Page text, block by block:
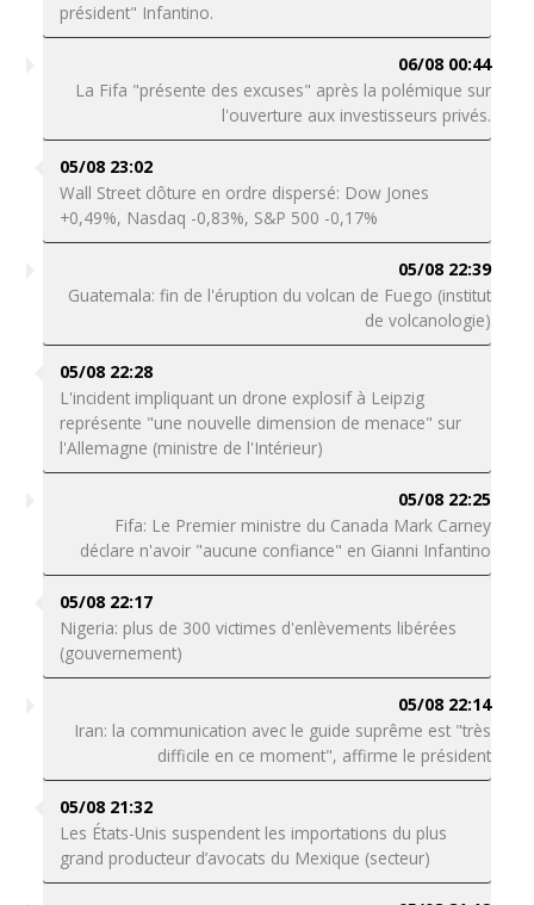
président" Infantino.
06/08 00:44
La Fifa "présente des excuses" après la polémique sur
l'ouverture aux investisseurs privés.
05/08 23:02
Wall Street clôture en ordre dispersé: Dow Jones
+0,49%, Nasdaq -0,83%, S&P 500 -0,17%
05/08 22:39
Guatemala: fin de l'éruption du volcan de Fuego (institut
de volcanologie)
05/08 22:28
L'incident impliquant un drone explosif à Leipzig
représente "une nouvelle dimension de menace" sur
l'Allemagne (ministre de l'Intérieur)
05/08 22:25
Fifa: Le Premier ministre du Canada Mark Carney
déclare n'avoir "aucune confiance" en Gianni Infantino
05/08 22:17
Nigeria: plus de 300 victimes d'enlèvements libérées
(gouvernement)
05/08 22:14
Iran: la communication avec le guide suprême est "très
difficile en ce moment", affirme le président
05/08 21:32
Les États-Unis suspendent les importations du plus
grand producteur d’avocats du Mexique (secteur)